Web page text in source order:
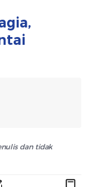
dan tidak